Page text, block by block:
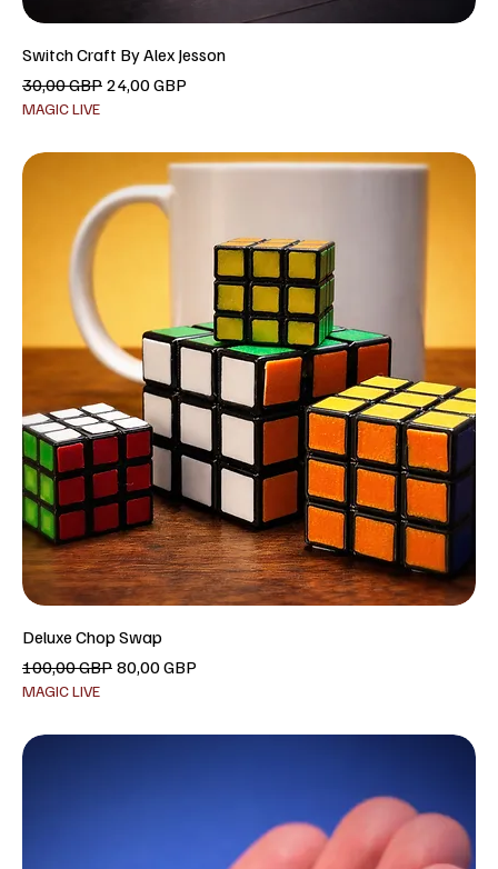
Switch Craft By Alex Jesson
Precio
30,00 GBP Precio de oferta
24,00 GBP
MAGIC LIVE
Deluxe Chop Swap
Precio
100,00 GBP Precio de oferta
80,00 GBP
MAGIC LIVE